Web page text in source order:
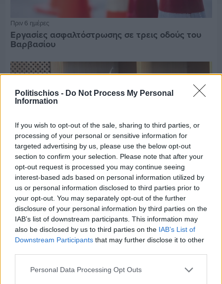
Politischios - Do Not Process My Personal
Information
If you wish to opt-out of the sale, sharing to third parties, or
processing of your personal or sensitive information for
targeted advertising by us, please use the below opt-out
section to confirm your selection. Please note that after your
opt-out request is processed you may continue seeing
interest-based ads based on personal information utilized by
us or personal information disclosed to third parties prior to
your opt-out. You may separately opt-out of the further
disclosure of your personal information by third parties on the
IAB’s list of downstream participants. This information may
also be disclosed by us to third parties on the IAB’s List of
Downstream Participants that may further disclose it to other
Personal Data Processing Opt Outs
Πριν 6 ημέρες
Εργασίες ασφαλτόστρωσης σε τρεις οδούς του
Βαρβασίου
Πριν 6 ημέρες
Διακοπές ρεύματος: Συνασπισμό των
επιχειρήσεων προτείνει το Επιμελητήριο